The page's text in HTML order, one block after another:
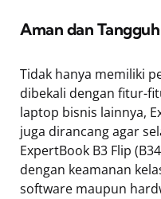
Aman dan Tangguh
Tidak hanya memiliki
dibekali dengan fitur-
laptop bisnis lainnya,
juga dirancang agar
ExpertBook B3 Flip
dengan keamanan
software maupun